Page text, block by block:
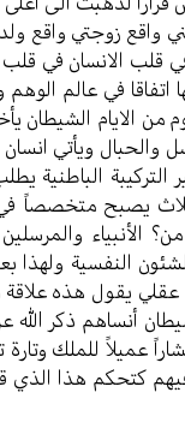
واقع زوجتي
قلب الانسان في
في عالم
من الايام الشيطان
والحبال ويأتي
الباطنية
يصبح متخصصاً
الأنبياء
النفسية
يقول هذه علاقة
أنساهم ذكر
عميلاً للملك
كتحكم هذا الذي